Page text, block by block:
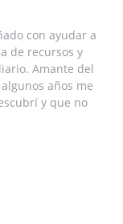
con ayudar a
de recursos y
Amante del
años me
y que no